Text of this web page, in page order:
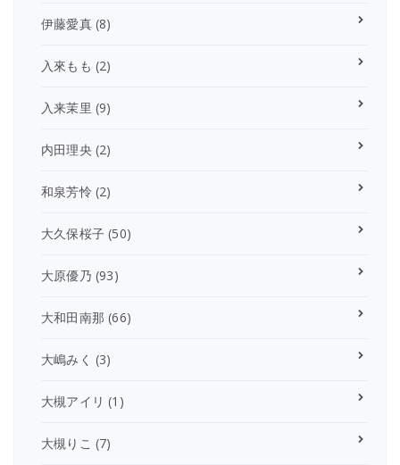
伊藤愛真(8)
入來もも (2)
入来茉里 (9)
内田理央 (2)
和泉芳怜 (2)
大久保桜子 (50)
大原優乃 (93)
大和田南那 (66)
大嶋みく (3)
大槻アイリ (1)
大槻りこ (7)